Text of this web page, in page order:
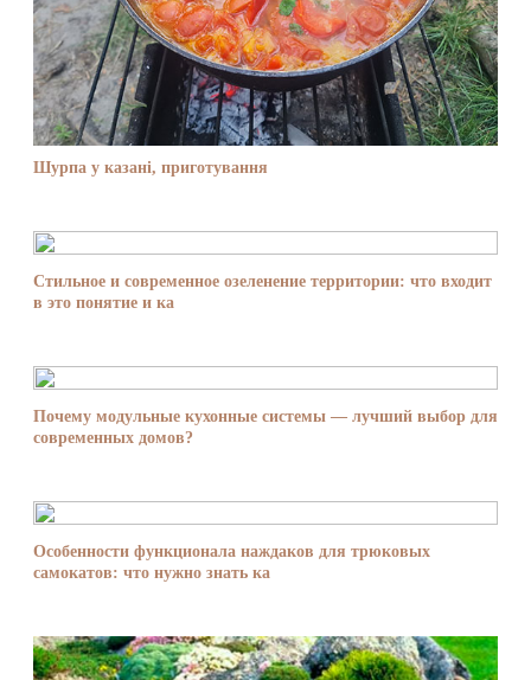
Шурпа у казані, приготування
Стильное и современное озеленение территории: что входит
в это понятие и ка
Почему модульные кухонные системы — лучший выбор для
современных домов?
Особенности функционала наждаков для трюковых
самокатов: что нужно знать ка